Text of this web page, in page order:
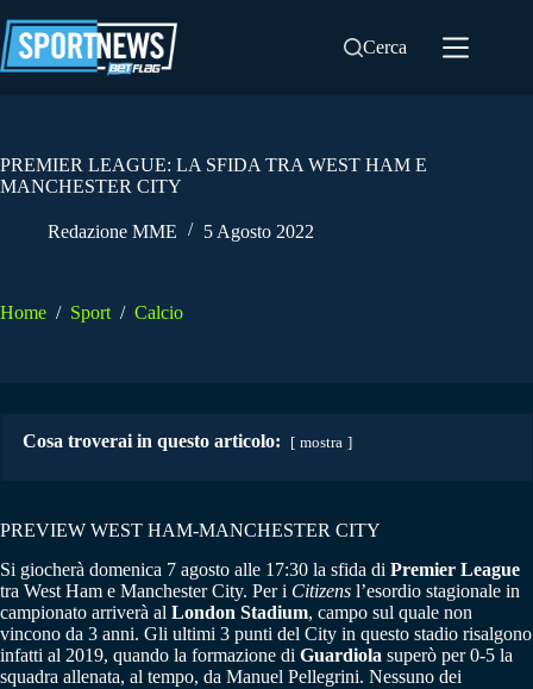
al
contenuto
Cerca
PREMIER LEAGUE: LA SFIDA TRA WEST HAM E
MANCHESTER CITY
Redazione MME 5 Agosto 2022
Home / Sport / Calcio
Cosa troverai in questo articolo: mostra
PREVIEW WEST HAM-MANCHESTER CITY
Si giocherà domenica 7 agosto alle 17:30 la sfida di Premier League
tra West Ham e Manchester City. Per i Citizens l’esordio stagionale in
campionato arriverà al London Stadium, campo sul quale non
vincono da 3 anni. Gli ultimi 3 punti del City in questo stadio risalgono
infatti al 2019, quando la formazione di Guardiola superò per 0-5 la
squadra allenata, al tempo, da Manuel Pellegrini. Nessuno dei